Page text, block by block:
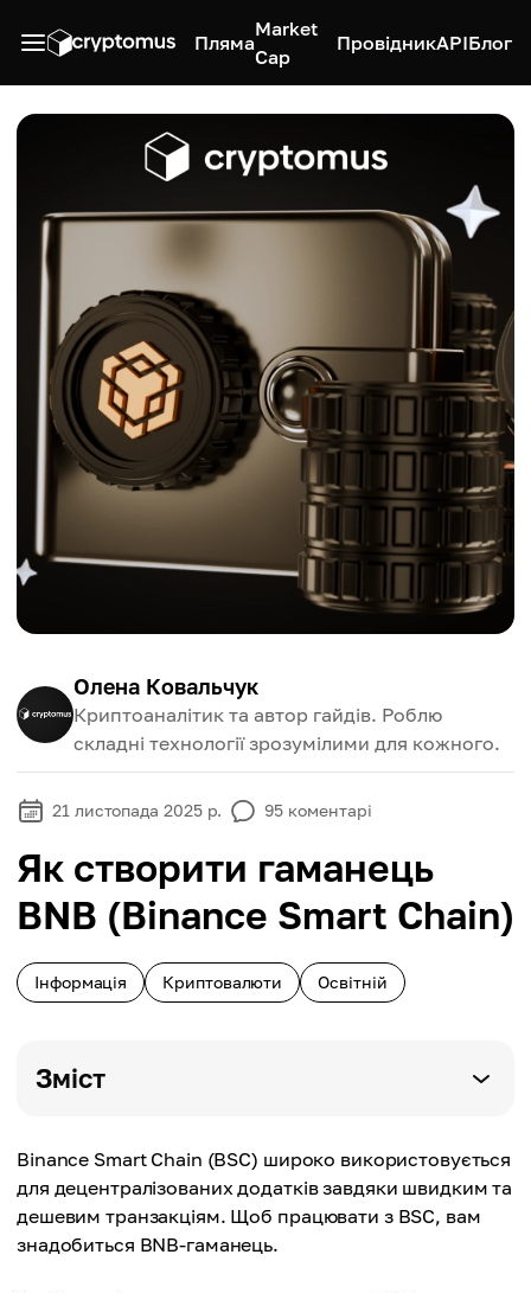
Пляма
Market
Cap
ПровідникAPIБлог
Олена Ковальчук
Криптоаналітик та автор гайдів. Роблю
складні технології зрозумілими для кожного.
21 листопада 2025 р. 95 коментарі
Як створити гаманець
BNB (Binance Smart Chain)
Інформація Криптовалюти Освітній
Зміст
Binance Smart Chain (BSC) широко використовується
для децентралізованих додатків завдяки швидким та
дешевим транзакціям. Щоб працювати з BSC, вам
знадобиться BNB-гаманець.